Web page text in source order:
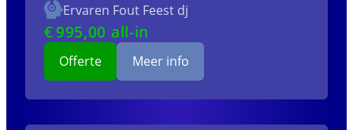
Ervaren Fout Feest dj
€995,00 all-in
Offerte Meer info